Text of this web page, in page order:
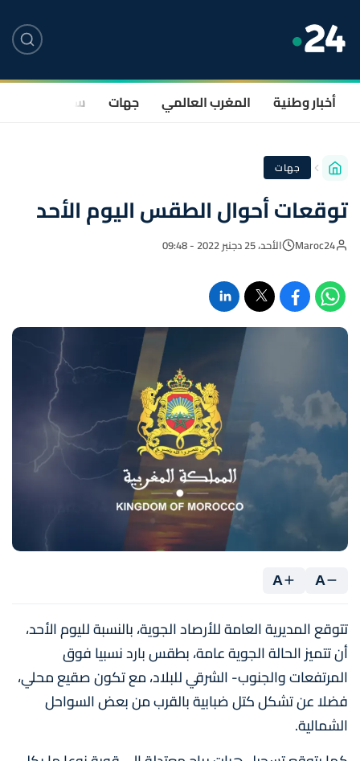
أخبار وطنية المغرب العالمي جهات سياسة
جهات
توقعات أحوال الطقس اليوم الأحد
Maroc24 الأحد، 25 دجنبر 2022 - 09:48
A
A
تتوقع المديرية العامة للأرصاد الجوية، بالنسبة لليوم الأحد،
أن تتميز الحالة الجوية عامة، بطقس بارد نسبيا فوق
المرتفعات والجنوب- الشرقي للبلاد، مع تكون صقيع محلي،
فضلا عن تشكل كتل ضبابية بالقرب من بعض السواحل
الشمالية.